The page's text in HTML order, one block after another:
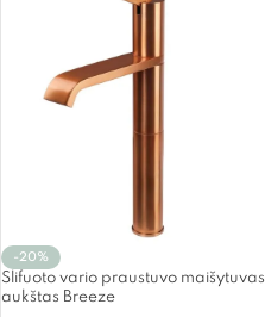
-20%
Šlifuoto vario praustuvo maišytuvas
aukštas Breeze